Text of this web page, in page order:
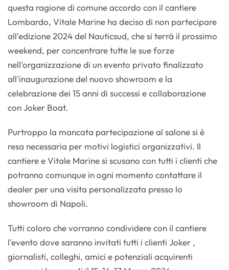
questa ragione di comune accordo con il cantiere
Lombardo, Vitale Marine ha deciso di non partecipare
all'edizione 2024 del Nauticsud, che si terrà il prossimo
weekend, per concentrare tutte le sue forze
nell'organizzazione di un evento privato finalizzato
all'inaugurazione del nuovo showroom e la
celebrazione dei 15 anni di successi e collaborazione
con Joker Boat.
Purtroppo la mancata partecipazione al salone si è
resa necessaria per motivi logistici organizzativi. Il
cantiere e Vitale Marine si scusano con tutti i clienti che
potranno comunque in ogni momento contattare il
dealer per una visita personalizzata presso lo
showroom di Napoli.
Tutti coloro che vorranno condividere con il cantiere
l'evento dove saranno invitati tutti i clienti Joker ,
giornalisti, colleghi, amici e potenziali acquirenti